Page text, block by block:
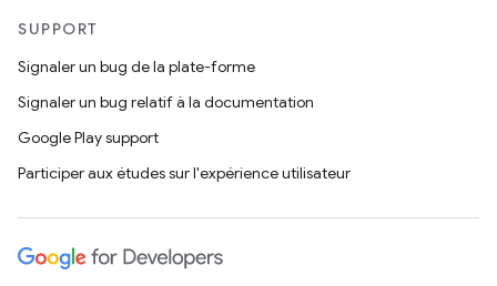
SUPPORT
Signaler un bug de la plate-forme
Signaler un bug relatif à la documentation
Google Play support
Participer aux études sur l'expérience utilisateur